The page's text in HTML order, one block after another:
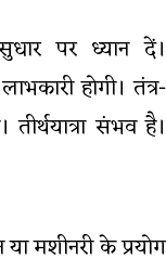
पर ध्यान दें।
होगी। तंत्र-
संभव है।
मशीनरी के प्रयोग